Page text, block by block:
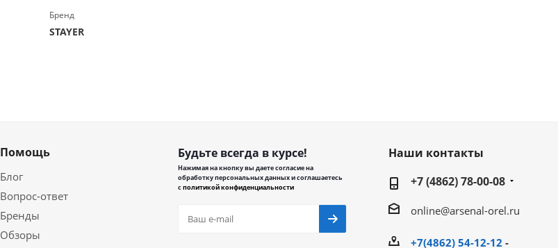
Бренд
STAYER
Помощь
Блог
Вопрос-ответ
Бренды
Обзоры
Будьте всегда в курсе!
Нажимая на кнопку вы даете согласие на
обработку персональных данных и соглашаетесь
сполитикой конфиденциальности
Наши контакты
+7 (4862) 78-00-08
online@arsenal-orel.ru
+7(4862) 54-12-12 -